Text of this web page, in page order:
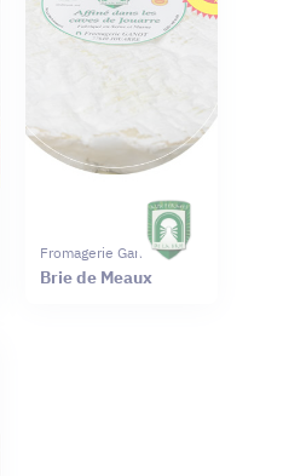
Fromagerie Ganot
Brie de Meaux